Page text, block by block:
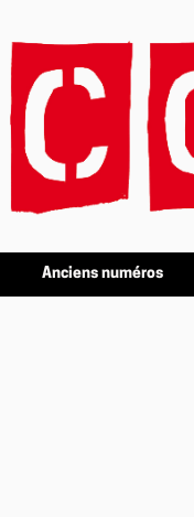
Anciens numéros